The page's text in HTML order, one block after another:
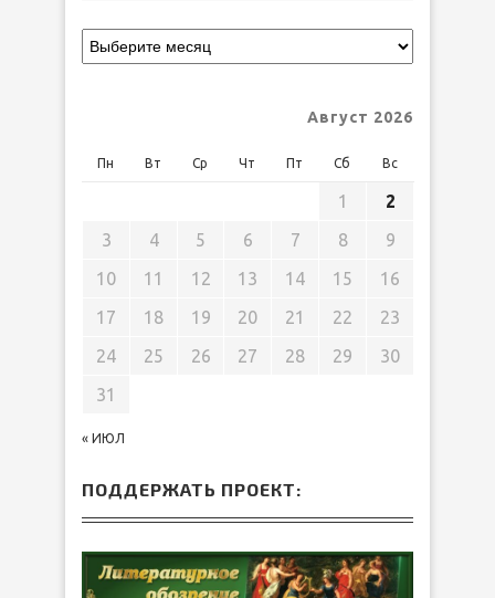
Август 2026
Пн Вт Ср Чт Пт Сб Вс
« ИЮЛ
1
2
3
4 5 6 7 8
9
10
11 12 13 14 15
16
17
18 19 20 21 22
23
24
25 26 27 28 29
30
31
ПОДДЕРЖАТЬ ПРОЕКТ: